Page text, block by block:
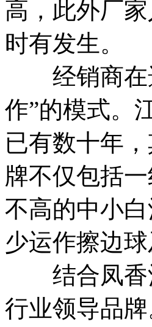
高，此外厂
时有发生。
经销商在
作”的模式。
已有数十年
牌不仅包括
不高的中小
少运作擦边
结合凤香
行业领导品